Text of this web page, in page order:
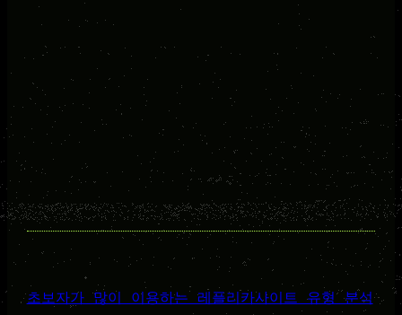
초보자가 많이 이용하는 레플리카사이트 유형 분석